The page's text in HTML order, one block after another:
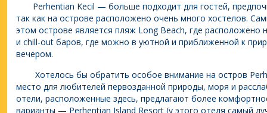
Perhentian Kecil — больше подходит для гостей,
так как на острове расположено очень много хостелов.
этом острове является пляж Long Beach, где расположено
и chill-out баров, где можно в уютной и приближенной к
вечером.
Хотелось бы обратить особое внимание на остров
место для любителей первозданной природы, моря и
отели, расположенные здесь, предлагают более
варианты — Perhentian Island Resort (у этого отеля самый